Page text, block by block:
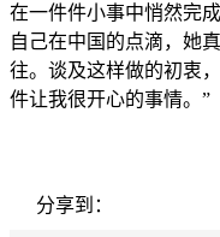
在一件件小事中悄然完
自己在中国的点滴，她
往。谈及这样做的初衷
件让我很开心的事情。”
分享到：